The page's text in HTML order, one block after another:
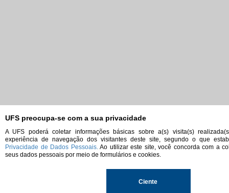
UFS preocupa-se com a sua privacidade
A UFS poderá coletar informações básicas sobre a(s) visita(s)
experiência de navegação dos visitantes deste site, segundo o que
Privacidade de Dados Pessoais.Ao utilizar este site, você concorda com a
seus dados pessoais por meio de formulários e cookies.
Ciente